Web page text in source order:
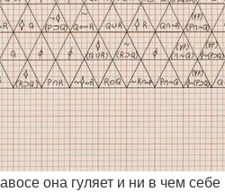
она гуляет и ни в чем